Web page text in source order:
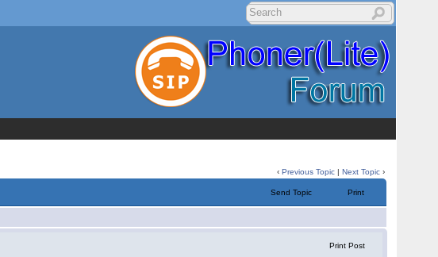
‹Previous Topic |Next Topic ›
Send Topic Print
Print Post